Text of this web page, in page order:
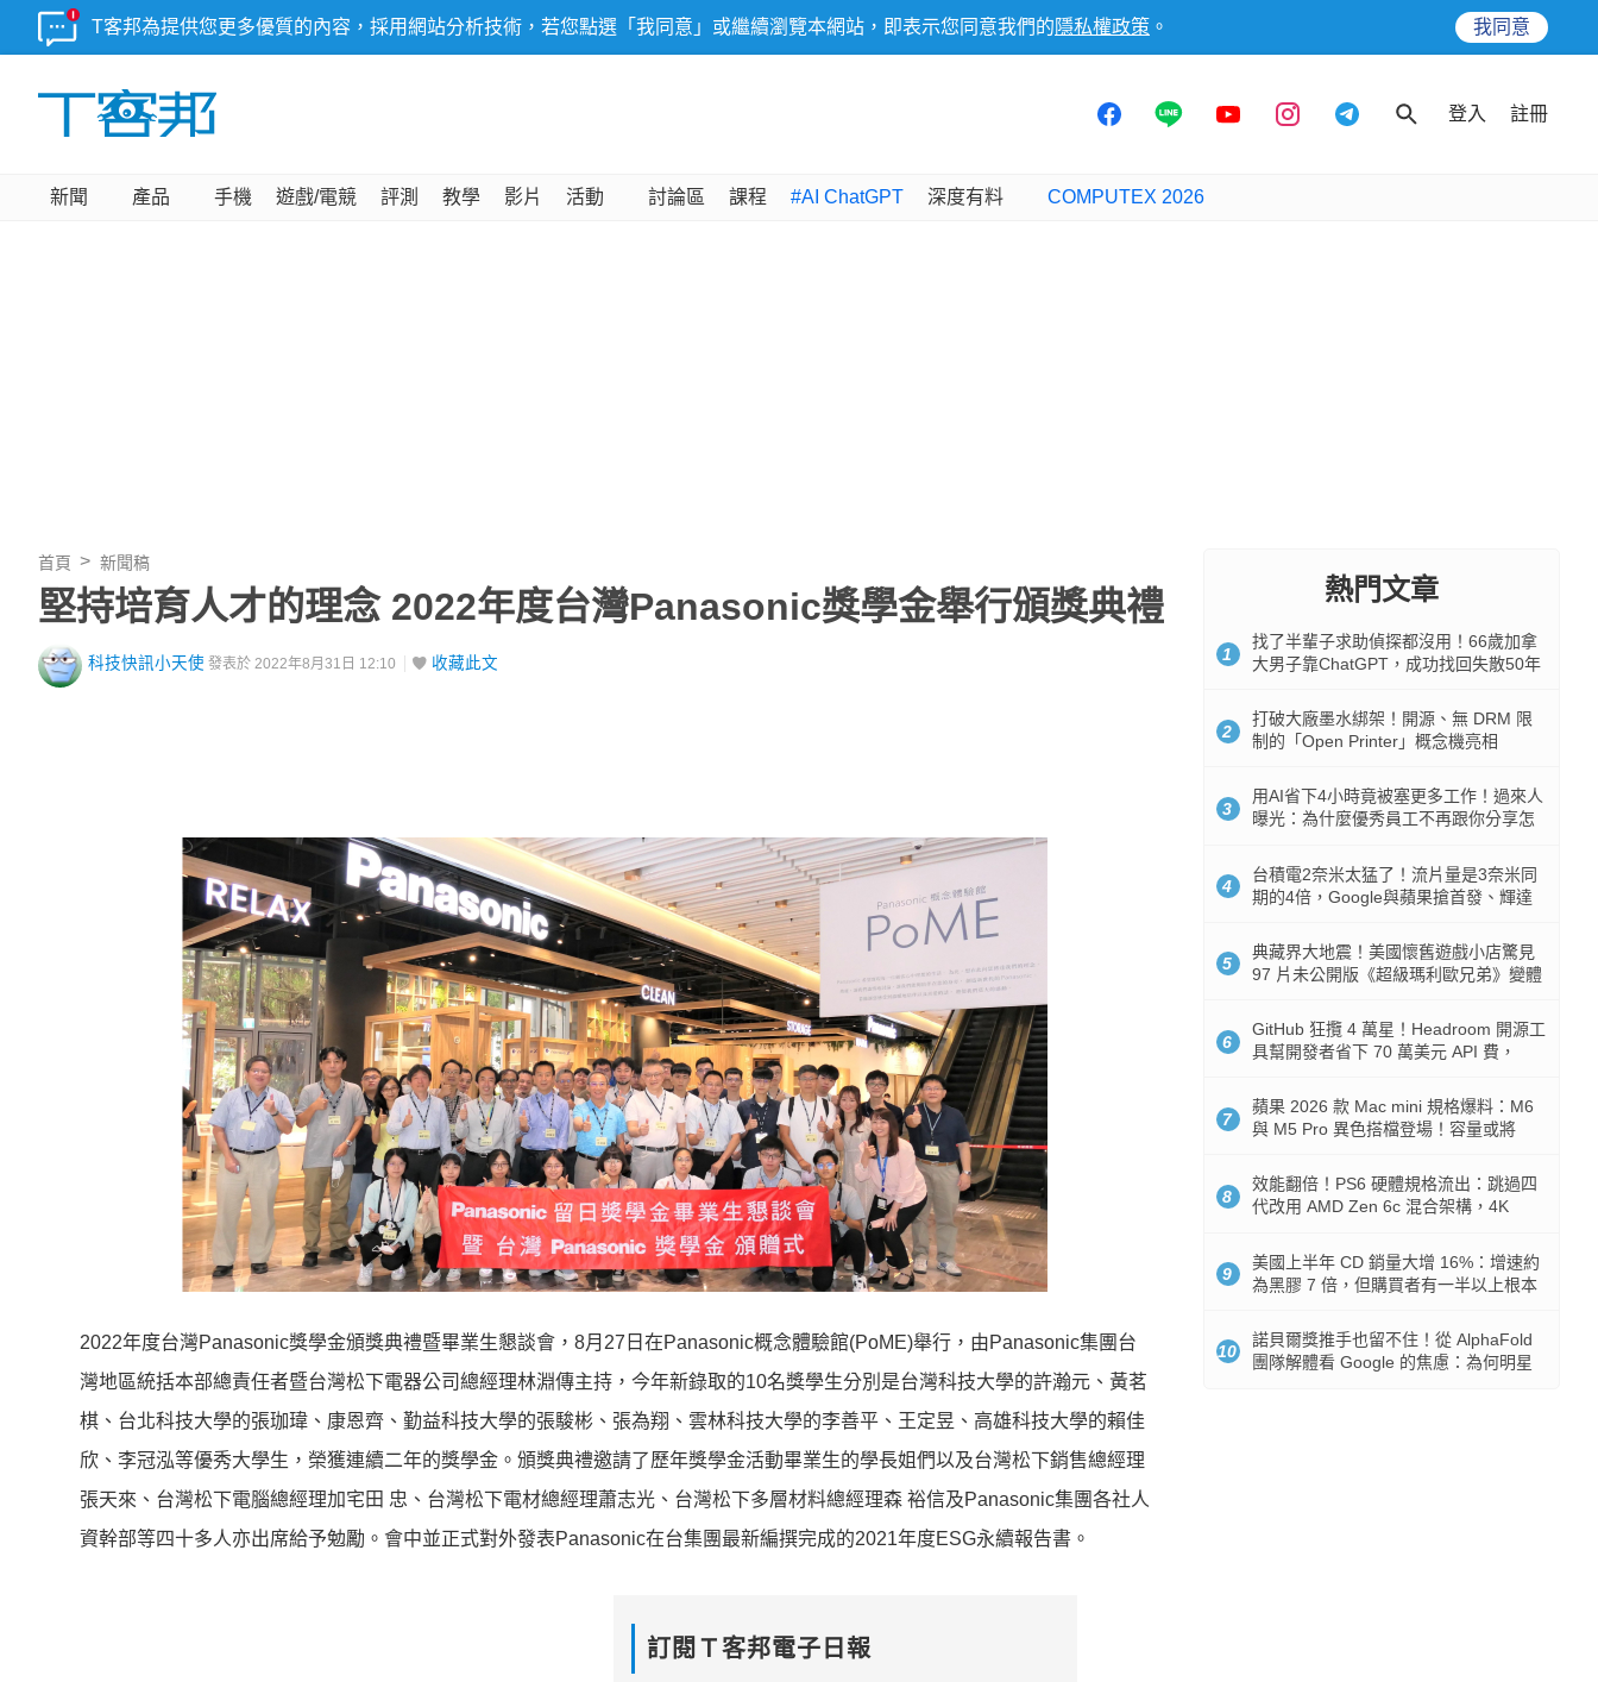
T客邦為提供您更多優質的內容，採用網站分析技術，若您點選「我同意」或繼續瀏覽本網站，即表示您同意我們的 隱私權政策 。 我同意
登入 註冊
新聞 產品 手機 遊戲/電競 評測 教學 影片 活動 討論區 課程 #AI ChatGPT 深度有料 COMPUTEX 2026
首頁 新聞稿
堅持培育人才的理念 2022年度台灣Panasonic獎學金舉行頒獎典禮
科技快訊小天使 發表於 2022年8月31日 12:10 收藏此文
2022年度台灣Panasonic獎學金頒獎典禮暨畢業生懇談會，8月27日在Panasonic概念體驗館(PoME)舉行，由Panasonic集團台
灣地區統括本部總責任者暨台灣松下電器公司總經理林淵傳主持，今年新錄取的10名獎學生分別是台灣科技大學的許瀚元、黃茗
棋、台北科技大學的張珈瑋、康恩齊、勤益科技大學的張駿彬、張為翔、雲林科技大學的李善平、王定昱、高雄科技大學的賴佳
欣、李冠泓等優秀大學生，榮獲連續二年的獎學金。頒獎典禮邀請了歷年獎學金活動畢業生的學長姐們以及台灣松下銷售總經理
張天來、台灣松下電腦總經理加宅田 忠、台灣松下電材總經理蕭志光、台灣松下多層材料總經理森 裕信及Panasonic集團各社人
資幹部等四十多人亦出席給予勉勵。會中並正式對外發表Panasonic在台集團最新編撰完成的2021年度ESG永續報告書。
訂閱Ｔ客邦電子日報
熱門文章
1
找了半輩子求助偵探都沒用！66歲加拿
大男子靠ChatGPT，成功找回失散50年
2
打破大廠墨水綁架！開源、無 DRM 限
制的「Open Printer」概念機亮相
3
用AI省下4小時竟被塞更多工作！過來人
曝光：為什麼優秀員工不再跟你分享怎
4
台積電2奈米太猛了！流片量是3奈米同
期的4倍，Google與蘋果搶首發、輝達
5
典藏界大地震！美國懷舊遊戲小店驚見
97 片未公開版《超級瑪利歐兄弟》變體
6
GitHub 狂攬 4 萬星！Headroom 開源工
具幫開發者省下 70 萬美元 API 費，
7
蘋果 2026 款 Mac mini 規格爆料：M6
與 M5 Pro 異色搭檔登場！容量或將
8
效能翻倍！PS6 硬體規格流出：跳過四
代改用 AMD Zen 6c 混合架構，4K
9
美國上半年 CD 銷量大增 16%：增速約
為黑膠 7 倍，但購買者有一半以上根本
10
諾貝爾獎推手也留不住！從 AlphaFold
團隊解體看 Google 的焦慮：為何明星